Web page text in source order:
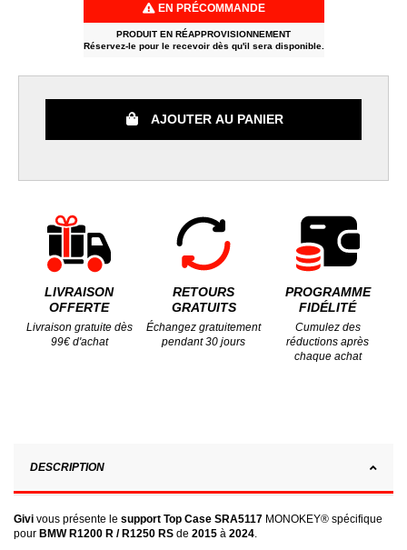
EN PRÉCOMMANDE
PRODUIT EN RÉAPPROVISIONNEMENT
Réservez-le pour le recevoir dès qu'il sera disponible.
AJOUTER AU PANIER
LIVRAISON
OFFERTE
Livraison gratuite dès
99€ d'achat
RETOURS
GRATUITS
Échangez gratuitement
pendant 30 jours
PROGRAMME
FIDÉLITÉ
Cumulez des
réductions après
chaque achat
DESCRIPTION
Givi vous présente le support Top Case SRA5117 MONOKEY® spécifique
pour BMW R1200 R / R1250 RS de 2015 à 2024